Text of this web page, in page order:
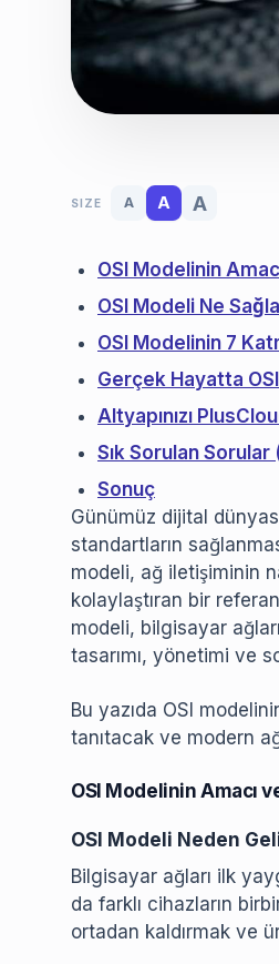
SIZE A A A
OSI Modelinin
OSI Modeli Ne
OSI Modelinin 7
Gerçek Hayatta
Altyapınızı
Sık Sorulan Sorular
Sonuç
Günümüz dijital
standartların
modeli, ağ iletişiminin
kolaylaştıran bir
modeli, bilgisayar
tasarımı, yönetimi ve
Bu yazıda OSI
tanıtacak ve modern
OSI Modelinin Amacı
OSI Modeli Neden
Bilgisayar ağları ilk
da farklı cihazların
ortadan kaldırmak ve